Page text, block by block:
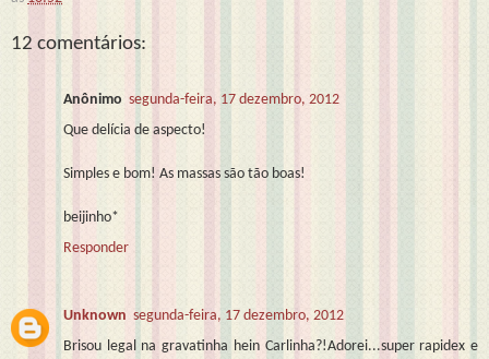
12 comentários:
Anônimo segunda-feira, 17 dezembro, 2012
Que delícia de aspecto!
Simples e bom! As massas são tão boas!
beijinho*
Responder
Unknown segunda-feira, 17 dezembro, 2012
Brisou legal na gravatinha hein Carlinha?!Adorei...super rapidex e